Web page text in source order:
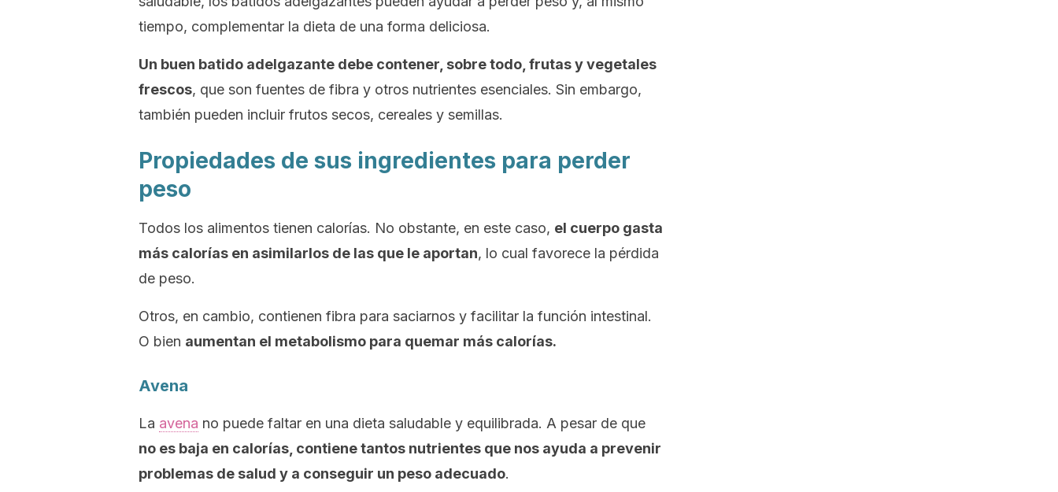
tiempo, complementar la dieta de una forma deliciosa.
Un buen batido adelgazante debe contener, sobre todo, frutas y vegetales
frescos, que son fuentes de fibra y otros nutrientes esenciales. Sin embargo,
también pueden incluir frutos secos, cereales y semillas.
Propiedades de sus ingredientes para perder
peso
Todos los alimentos tienen calorías. No obstante, en este caso, el cuerpo gasta
más calorías en asimilarlos de las que le aportan, lo cual favorece la pérdida
de peso.
Otros, en cambio, contienen fibra para saciarnos y facilitar la función intestinal.
O bien aumentan el metabolismo para quemar más calorías.
Avena
La avena no puede faltar en una dieta saludable y equilibrada. A pesar de que
no es baja en calorías, contiene tantos nutrientes que nos ayuda a prevenir
problemas de salud y a conseguir un peso adecuado.